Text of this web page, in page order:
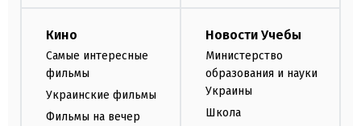
Кино
Самые интересные
фильмы
Украинские фильмы
Фильмы на вечер
Новости Учебы
Министерство
образования и науки
Украины
Школа